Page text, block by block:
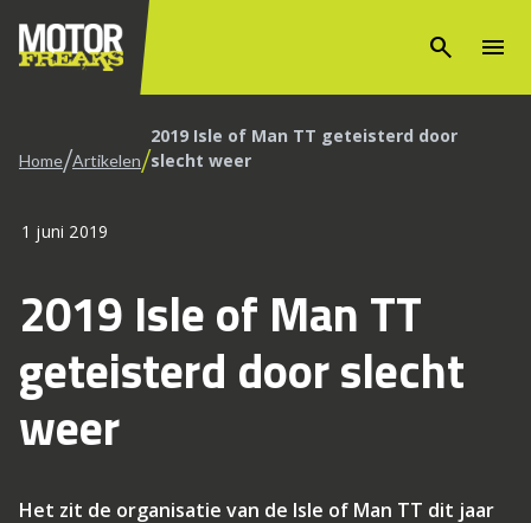
search menu
Home/Artikelen/2019 Isle of Man TT geteisterd door
slecht weer
1 juni 2019
2019 Isle of Man TT
geteisterd door slecht
weer
Het zit de organisatie van de Isle of Man TT dit jaar